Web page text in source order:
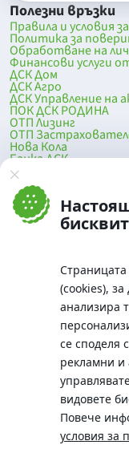
Страницата
(cookies),
анализира
се споделя
рекламни
видовете
Повече
условия за
Полезни връзки
Правила и условия
Политика за
Обработване на
Финансови услуги
ДСК Дом
ДСК Агро
ДСК Управление на
ПОК ДСК РОДИНА
ОТП Лизинг
ОТП
Нова Кола
Банка ДСК
DSK Mobile
Оферти за
Клонова мрежа и
До началото
Телефон:
0700 10 375 / *2375
Московска No.19 /
SWIFT/BIC: